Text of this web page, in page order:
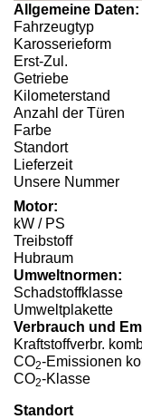
Allgemeine Daten:
Fahrzeugtyp
Karosserieform
Erst-Zul.
Getriebe
Kilometerstand
Anzahl der Türen
Farbe
Standort
Lieferzeit
Unsere Nummer
Motor:
kW / PS
Treibstoff
Hubraum
Umweltnormen:
Schadstoffklasse
Umweltplakette
Verbrauch und
Kraftstoffverbr.
CO2-Emissionen
CO2-Klasse
Standort